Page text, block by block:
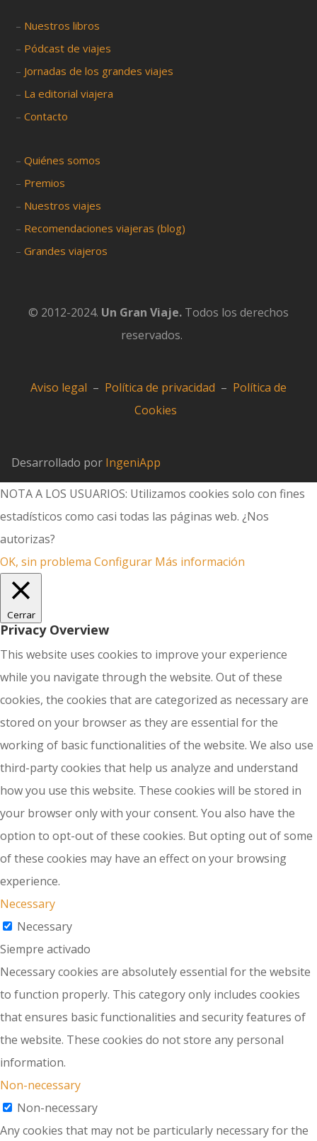
– Nuestros libros
– Pódcast de viajes
– Jornadas de los grandes viajes
– La editorial viajera
–Contacto
–Quiénes somos
– Premios
– Nuestros viajes
– Recomendaciones viajeras (blog)
–Grandes viajeros
© 2012-2024. Un Gran Viaje. Todos los derechos
reservados.
Aviso legal – Política de privacidad – Política de
Cookies
Desarrollado por IngeniApp
NOTA A LOS USUARIOS: Utilizamos cookies solo con fines
estadísticos como casi todas las páginas web. ¿Nos
autorizas?
OK, sin problema Configurar Más información
Cerrar
Privacy Overview
This website uses cookies to improve your experience
while you navigate through the website. Out of these
cookies, the cookies that are categorized as necessary are
stored on your browser as they are essential for the
working of basic functionalities of the website. We also use
third-party cookies that help us analyze and understand
how you use this website. These cookies will be stored in
your browser only with your consent. You also have the
option to opt-out of these cookies. But opting out of some
of these cookies may have an effect on your browsing
experience.
Necessary
Necessary
Siempre activado
Necessary cookies are absolutely essential for the website
to function properly. This category only includes cookies
that ensures basic functionalities and security features of
the website. These cookies do not store any personal
information.
Non-necessary
Non-necessary
Any cookies that may not be particularly necessary for the